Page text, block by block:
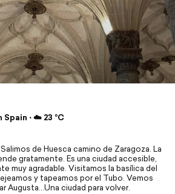
Spain ⋅ ☁️ 23 °C
Salimos de Huesca camino de Zaragoza. La
gratamente. Es una ciudad accesible,
muy agradable. Visitamos la basílica del
y tapeamos por el Tubo. Vemos
Augusta...Una ciudad para volver.